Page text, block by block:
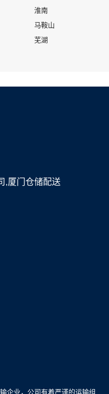
淮南
马鞍山
芜湖
,厦门仓储配送
企业，公司有着严谨的运输组